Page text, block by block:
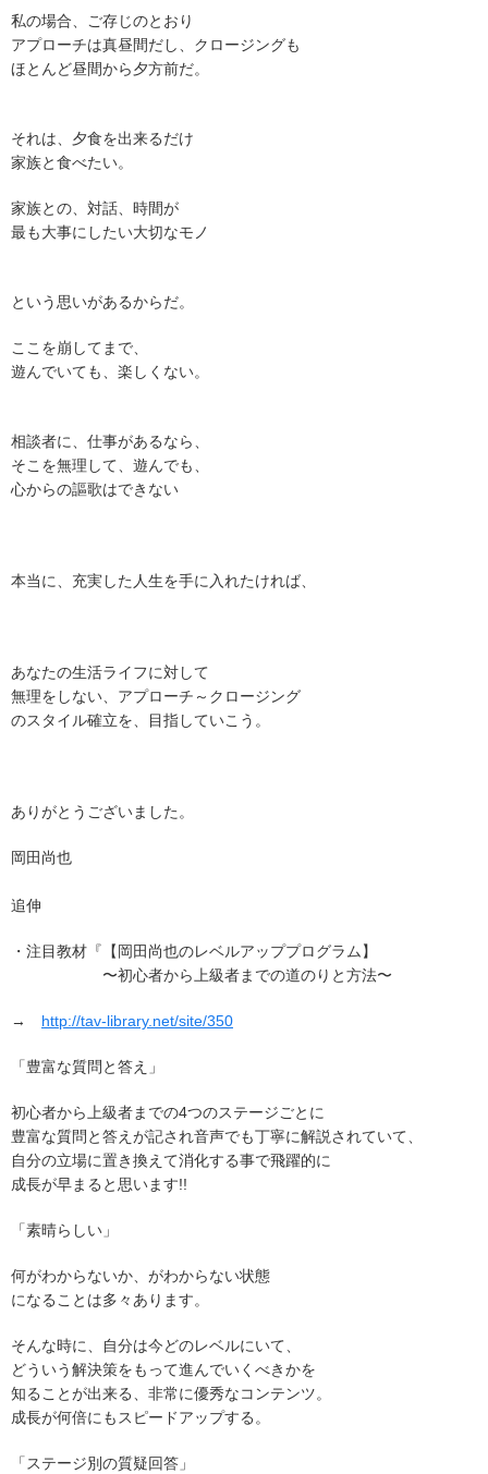
私の場合、ご存じのとおり
アプローチは真昼間だし、クロージングも
ほとんど昼間から夕方前だ。
それは、夕食を出来るだけ
家族と食べたい。
家族との、対話、時間が
最も大事にしたい大切なモノ
という思いがあるからだ。
ここを崩してまで、
遊んでいても、楽しくない。
相談者に、仕事があるなら、
そこを無理して、遊んでも、
心からの謳歌はできない
本当に、充実した人生を手に入れたければ、
あなたの生活ライフに対して
無理をしない、アプローチ～クロージング
のスタイル確立を、目指していこう。
ありがとうございました。
岡田尚也
追伸
・注目教材『【岡田尚也のレベルアッププログラム】
〜初心者から上級者までの道のりと方法〜
→ http://tav-library.net/site/350
「豊富な質問と答え」
初心者から上級者までの4つのステージごとに
豊富な質問と答えが記され音声でも丁寧に解説されていて、
自分の立場に置き換えて消化する事で飛躍的に
成長が早まると思います!!
「素晴らしい」
何がわからないか、がわからない状態
になることは多々あります。
そんな時に、自分は今どのレベルにいて、
どういう解決策をもって進んでいくべきかを
知ることが出来る、非常に優秀なコンテンツ。
成長が何倍にもスピードアップする。
「ステージ別の質疑回答」